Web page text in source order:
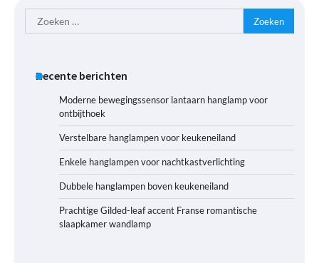
Zoeken
naar:
Recente berichten
Moderne bewegingssensor lantaarn hanglamp voor
ontbijthoek
Verstelbare hanglampen voor keukeneiland
Enkele hanglampen voor nachtkastverlichting
Dubbele hanglampen boven keukeneiland
Prachtige Gilded-leaf accent Franse romantische
slaapkamer wandlamp